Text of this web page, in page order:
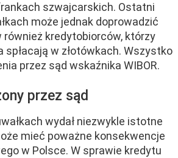
szwajcarskich. Ostatni
może jednak doprowadzić
również kredytobiorców, którzy
spłacają w złotówkach. Wszystko
przez sąd wskaźnika WIBOR.
przez sąd
wydał niezwykle istotne
mieć poważne konsekwencje
w Polsce. W sprawie kredytu